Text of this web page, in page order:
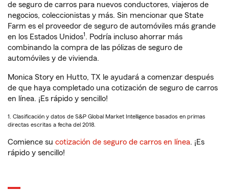
de seguro de carros para nuevos conductores, viajeros de
negocios, coleccionistas y más. Sin mencionar que State
Farm es el proveedor de seguro de automóviles más grande
en los Estados Unidos1. Podría incluso ahorrar más
combinando la compra de las pólizas de seguro de
automóviles y de vivienda.
Monica Story en Hutto, TX le ayudará a comenzar después
de que haya completado una cotización de seguro de carros
en línea. ¡Es rápido y sencillo!
1. Clasificación y datos de S&P Global Market Intelligence basados en primas
directas escritas a fecha del 2018.
Comience su cotización de seguro de carros en línea. ¡Es
rápido y sencillo!